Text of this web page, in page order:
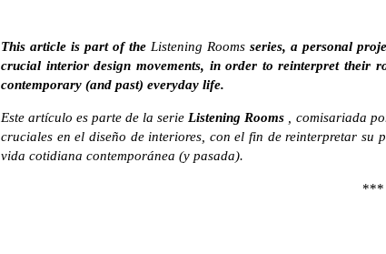
This article is part of the Listening Rooms series, a personal
crucial interior design movements, in order to reinterpret their
contemporary (and past) everyday life.
Este artículo es parte de la serie Listening Rooms , comisariada
cruciales en el diseño de interiores, con el fin de reinterpretar
vida cotidiana contemporánea (y pasada).
***